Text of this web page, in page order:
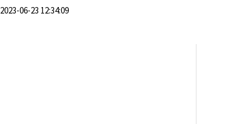
2023-06-23 12:34:09